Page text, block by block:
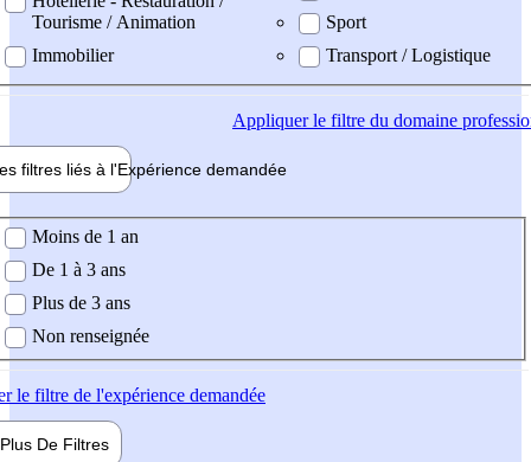
Tourisme / Animation
Immobilier
Sport
Transport / Logistique
Appliquerle filtre du domaine
filtres liés à l'Expérience demandée
demandée
Moins de 1 an
De 1 à 3 ans
Plus de 3 ans
Non renseignée
le filtre de l'expérience demandée
Plus De Filtres